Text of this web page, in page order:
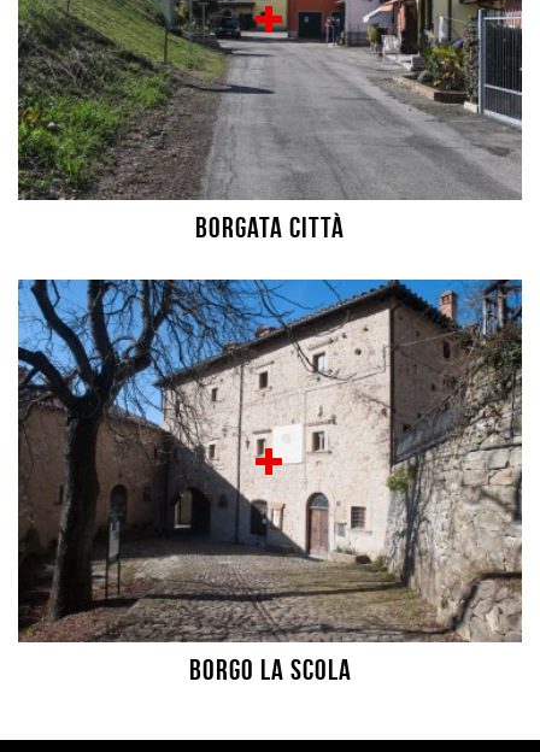
Borgata città
Borgo La Scola